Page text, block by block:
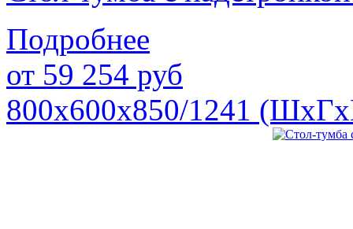
Подробнее
от 59 254 руб
800х600х850/1241